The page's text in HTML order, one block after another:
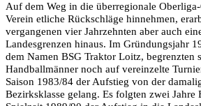
Auf dem Weg in die überregionale Oberliga-
Verein etliche Rückschläge hinnehmen,
vergangenen vier Jahrzehnten aber auch
Landesgrenzen hinaus. Im Gründungsjahr
dem Namen BSG Traktor Loitz, begrenzten
Handballmänner noch auf vereinzelte
Saison 1983/84 der Aufstieg von der
Bezirksklasse gelang. Es folgten zwei